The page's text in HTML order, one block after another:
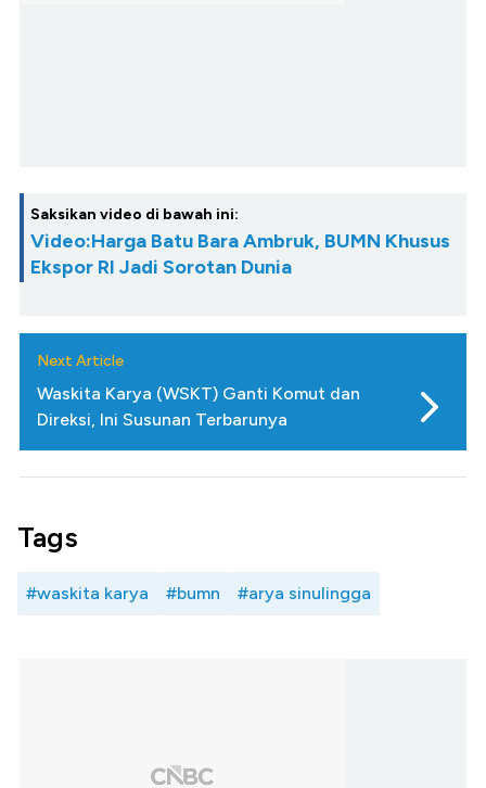
Saksikan video di bawah ini:
Video:Harga Batu Bara Ambruk, BUMN Khusus
Ekspor RI Jadi Sorotan Dunia
Next Article
Waskita Karya (WSKT) Ganti Komut dan
Direksi, Ini Susunan Terbarunya
Tags
#waskita karya #bumn #arya sinulingga